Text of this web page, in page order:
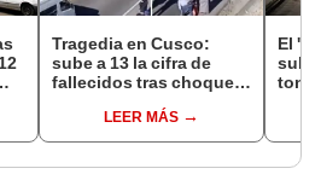
Tragedia en Cusco:
sube a 13 la cifra de
fallecidos tras choque
EspinarLEER MÁS
El